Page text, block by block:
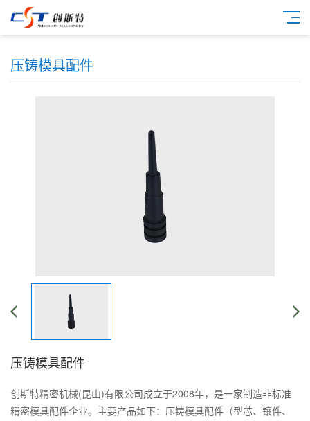
压铸模具配件
压铸模具配件
创斯特精密机械(昆山)有限公司成立于2008年，是一家制造非标准
精密模具配件企业。主要产品如下：压铸模具配件（型芯、镶件、